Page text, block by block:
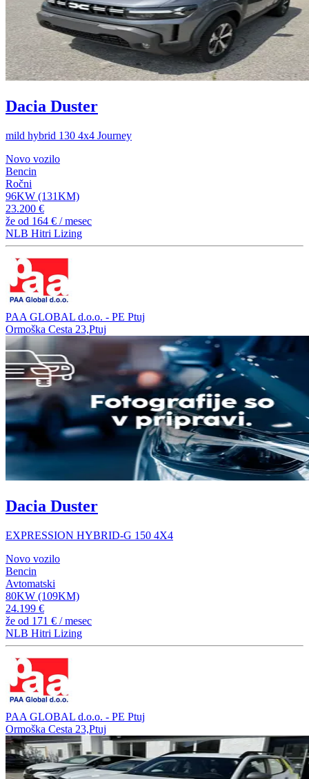
Dacia Duster
mild hybrid 130 4x4 Journey
Novo vozilo
Bencin
Ročni
96KW (131KM)
23.200 €
že od 164 € / mesec
NLB Hitri Lizing
PAA GLOBAL d.o.o. - PE Ptuj
Ormoška Cesta 23,Ptuj
Dacia Duster
EXPRESSION HYBRID-G 150 4X4
Novo vozilo
Bencin
Avtomatski
80KW (109KM)
24.199 €
že od 171 € / mesec
NLB Hitri Lizing
PAA GLOBAL d.o.o. - PE Ptuj
Ormoška Cesta 23,Ptuj